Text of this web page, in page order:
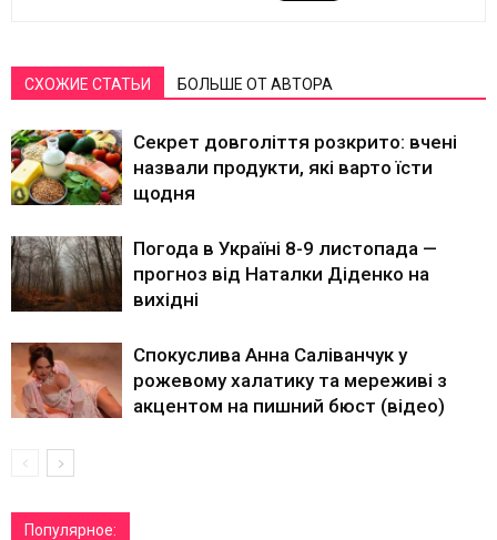
СХОЖИЕ СТАТЬИ БОЛЬШЕ ОТ АВТОРА
Секрет довголіття розкрито: вчені
назвали продукти, які варто їсти
щодня
Погода в Україні 8-9 листопада —
прогноз від Наталки Діденко на
вихідні
Спокуслива Анна Саліванчук у
рожевому халатику та мереживі з
акцентом на пишний бюст (відео)
Популярное: